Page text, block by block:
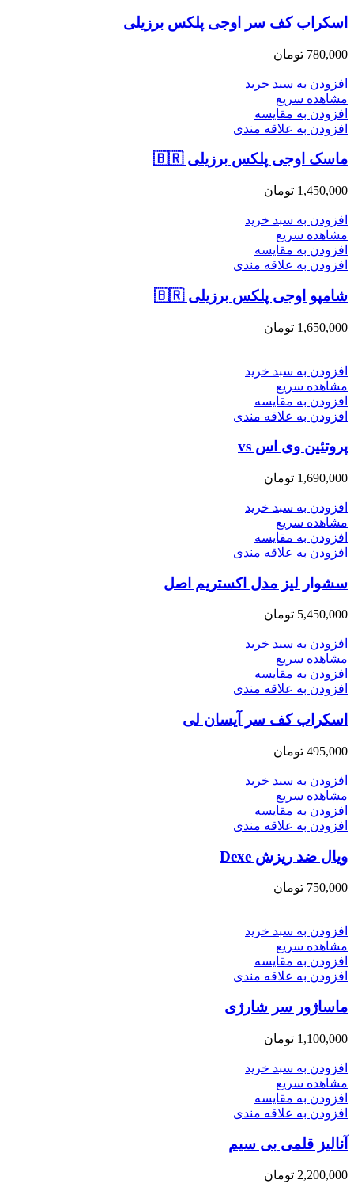
اسکراب کف سر اوجی پلکس برزیلی
780,000 تومان
افزودن به سبد خرید
مشاهده سریع
افزودن به مقایسه
افزودن به علاقه مندی
ماسک اوجی پلکس برزیلی 🇧🇷
1,450,000 تومان
افزودن به سبد خرید
مشاهده سریع
افزودن به مقایسه
افزودن به علاقه مندی
شامپو اوجی پلکس برزیلی 🇧🇷
1,650,000 تومان
افزودن به سبد خرید
مشاهده سریع
افزودن به مقایسه
افزودن به علاقه مندی
پروتئین وی اس vs
1,690,000 تومان
افزودن به سبد خرید
مشاهده سریع
افزودن به مقایسه
افزودن به علاقه مندی
سشوار لیز مدل اکستریم اصل
5,450,000 تومان
افزودن به سبد خرید
مشاهده سریع
افزودن به مقایسه
افزودن به علاقه مندی
اسکراب کف سر آیسان لی
495,000 تومان
افزودن به سبد خرید
مشاهده سریع
افزودن به مقایسه
افزودن به علاقه مندی
ویال ضد ریزش Dexe
750,000 تومان
افزودن به سبد خرید
مشاهده سریع
افزودن به مقایسه
افزودن به علاقه مندی
ماساژور سر شارژی
1,100,000 تومان
افزودن به سبد خرید
مشاهده سریع
افزودن به مقایسه
افزودن به علاقه مندی
آنالیز قلمی بی سیم
2,200,000 تومان